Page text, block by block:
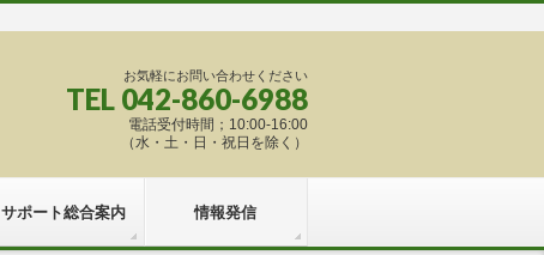
お気軽にお問い合わせください
TEL 042-860-6988
電話受付時間；10:00-16:00
（水・土・日・祝日を除く）
サポート総合案内 情報発信